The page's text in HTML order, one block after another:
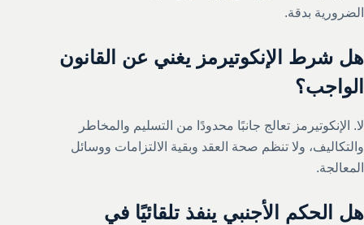
الضرورية بدقة.
هل شرط الإنكوتيرمز يغني عن القانون
الواجب؟
لا. الإنكوتيرمز تعالج جانبًا محدودًا من التسليم والمخاطر
والتكاليف، ولا تنظم صحة العقد وبقية الالتزامات ووسائل
المعالجة.
هل الحكم الأجنبي ينفذ تلقائيًا في